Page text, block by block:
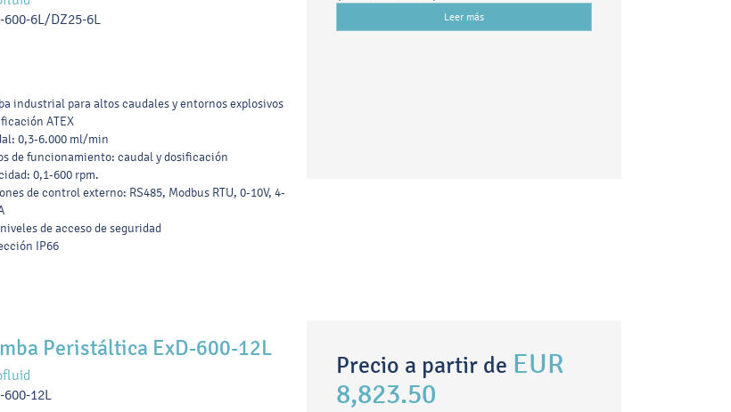
600-6L/DZ25-6L
industrial para altos caudales y entornos explosivos
ATEX
0,3-6.000 ml/min
de funcionamiento: caudal y dosificación
0,1-600 rpm.
de control externo: RS485, Modbus RTU, 0-10V, 4-
de acceso de seguridad
IP66
Leer más
Peristáltica ExD-600-12L
600-12L
Precio a partir de EUR
8,823.50